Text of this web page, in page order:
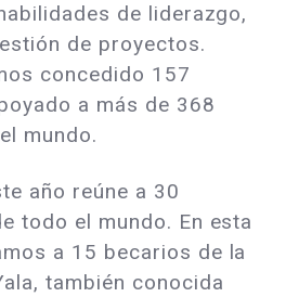
de liderazgo,
de proyectos.
concedido 157
a más de 368
mundo.
año reúne a 30
todo el mundo. En esta
a 15 becarios de la
también conocida